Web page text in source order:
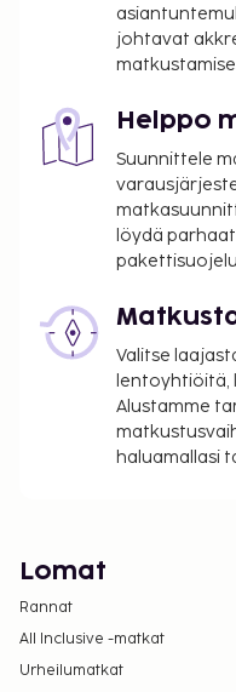
johtavat
Helppo
Suunnittele
löydä
Valitse
Alustamme
haluamallasi
Lomat
Rannat
All Inclusive -matkat
Urheilumatkat